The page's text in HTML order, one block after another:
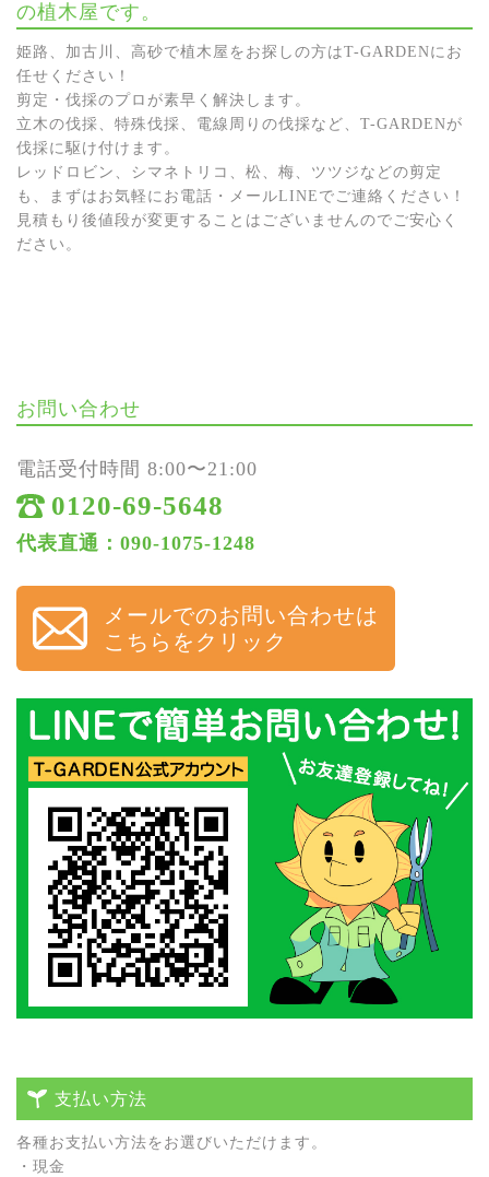
の植木屋です。
姫路、加古川、高砂で植木屋をお探しの方はT-GARDENにお
任せください！
剪定・伐採のプロが素早く解決します。
立木の伐採、特殊伐採、電線周りの伐採など、T-GARDENが
伐採に駆け付けます。
レッドロビン、シマネトリコ、松、梅、ツツジなどの剪定
も、まずはお気軽にお電話・メールLINEでご連絡ください！
見積もり後値段が変更することはございませんのでご安心く
ださい。
お問い合わせ
電話受付時間 8:00〜21:00
0120-69-5648
代表直通：090-1075-1248
メールでのお問い合わせは
こちらをクリック
支払い方法
各種お⽀払い⽅法をお選びいただけます。
・現⾦